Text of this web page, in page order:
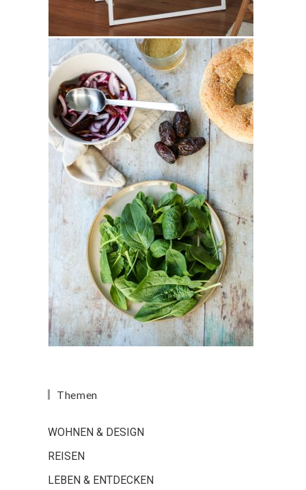
Themen
WOHNEN & DESIGN
REISEN
LEBEN & ENTDECKEN